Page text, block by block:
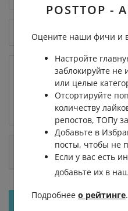
Отправить на
POSTTOP -
Оцените наши фичи и
Настройте
заблокируйте не
или целые
Отсортируйте
количеству
репостов, ТОПу
Добавьте в
посты, чтобы не
Если у вас есть
добавьте их в
Подробнее о рейтинге.